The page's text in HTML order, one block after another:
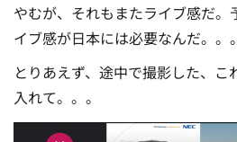
やむが、それもまたライブ感だ。
イブ感が日本には必要なんだ。。。
とりあえず、途中で撮影した、こ
入れて。。。